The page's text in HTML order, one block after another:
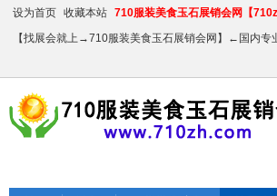
设为首页 收藏本站 710服装美食玉石展销会网【
【找展会就上→710服装美食玉石展销会网】←国内专